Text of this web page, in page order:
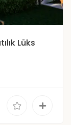
Lüks